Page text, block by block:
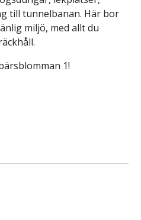
till tunnelbanan. Här bor
miljö, med allt du
1!